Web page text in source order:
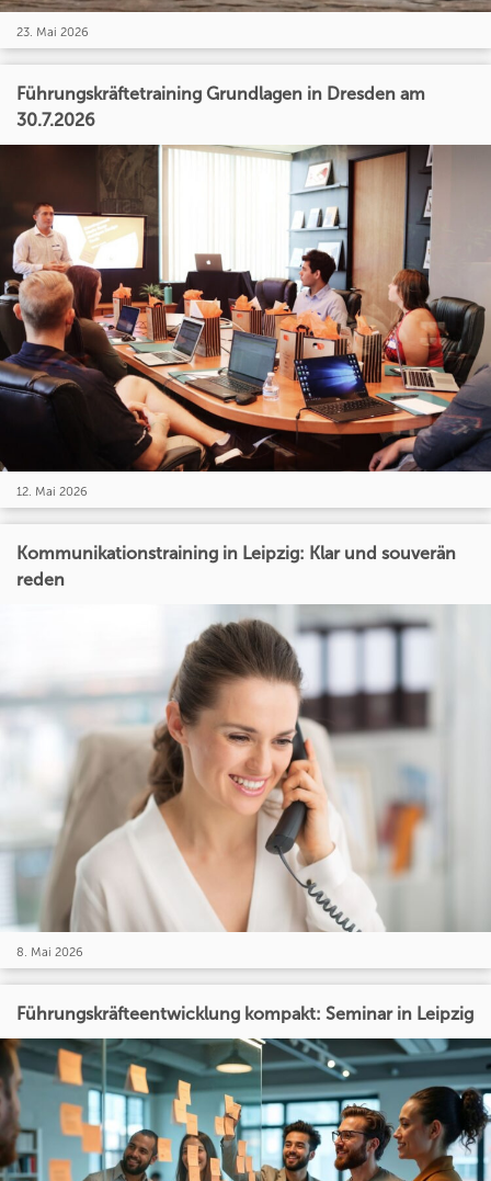
23. Mai 2026
Führungskräftetraining Grundlagen in Dresden am
30.7.2026
12. Mai 2026
Kommunikationstraining in Leipzig: Klar und souverän
reden
8. Mai 2026
Führungskräfteentwicklung kompakt: Seminar in Leipzig